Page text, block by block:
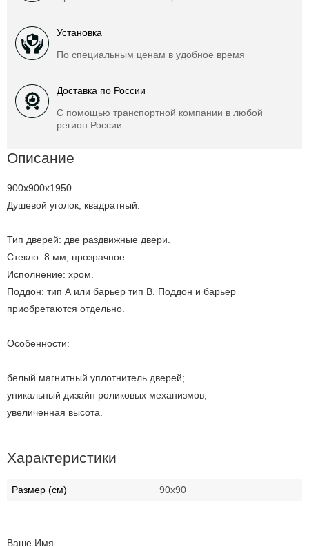
Установка
По специальным ценам в удобное время
Доставка по России
С помощью транспортной компании в любой
регион России
Описание
900x900x1950
Душевой уголок, квадратный.
Тип дверей: две раздвижные двери.
Стекло: 8 мм, прозрачное.
Исполнение: хром.
Поддон: тип А или барьер тип В. Поддон и барьер
приобретаются отдельно.
Особенности:
белый магнитный уплотнитель дверей;
уникальный дизайн роликовых механизмов;
увеличенная высота.
Характеристики
Размер (см) 90х90
Ваше Имя